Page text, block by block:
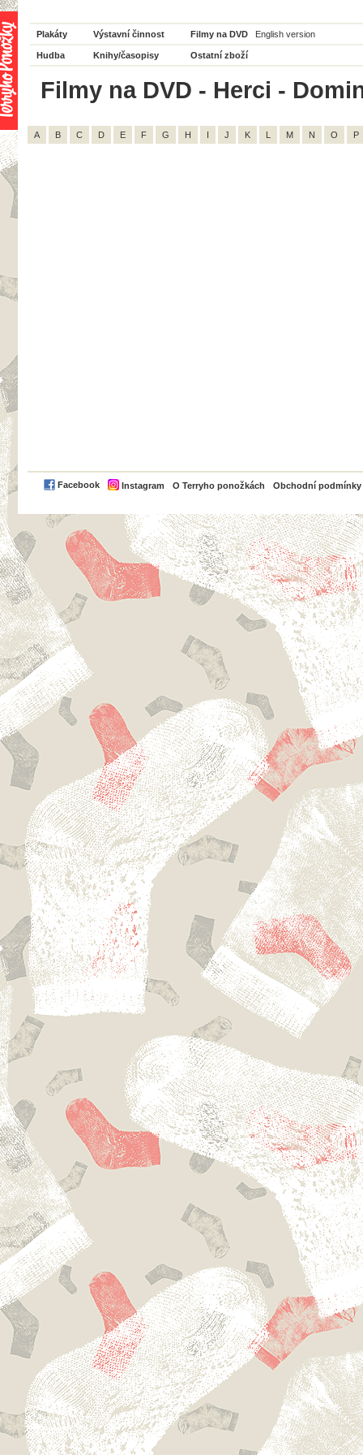
Plakáty Výstavní činnost Filmy na DVD English version
Hudba Knihy/časopisy Ostatní zboží
Filmy na DVD - Herci -
A B C D E F G H I J K L M N O P
Facebook Instagram O Terryho ponožkách Obchodní podmínky
PayPal